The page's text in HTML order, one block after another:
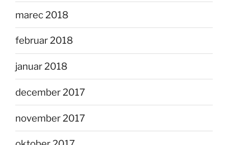
marec 2018
februar 2018
januar 2018
december 2017
november 2017